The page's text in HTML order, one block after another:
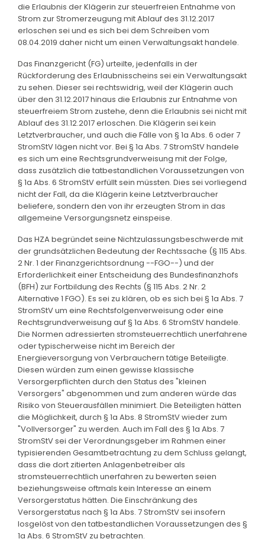
die Erlaubnis der Klägerin zur steuerfreien Entnahme von
Strom zur Stromerzeugung mit Ablauf des 31.12.2017
erloschen sei und es sich bei dem Schreiben vom
08.04.2019 daher nicht um einen Verwaltungsakt handele.
Das Finanzgericht (FG) urteilte, jedenfalls in der
Rückforderung des Erlaubnisscheins sei ein Verwaltungsakt
zu sehen. Dieser sei rechtswidrig, weil der Klägerin auch
über den 31.12.2017 hinaus die Erlaubnis zur Entnahme von
steuerfreiem Strom zustehe, denn die Erlaubnis sei nicht mit
Ablauf des 31.12.2017 erloschen. Die Klägerin sei kein
Letztverbraucher, und auch die Fälle von § 1a Abs. 6 oder 7
StromStV lägen nicht vor. Bei § 1a Abs. 7 StromStV handele
es sich um eine Rechtsgrundverweisung mit der Folge,
dass zusätzlich die tatbestandlichen Voraussetzungen von
§ 1a Abs. 6 StromStV erfüllt sein müssten. Dies sei vorliegend
nicht der Fall, da die Klägerin keine Letztverbraucher
beliefere, sondern den von ihr erzeugten Strom in das
allgemeine Versorgungsnetz einspeise.
Das HZA begründet seine Nichtzulassungsbeschwerde mit
der grundsätzlichen Bedeutung der Rechtssache (§ 115 Abs.
2 Nr. 1 der Finanzgerichtsordnung --FGO--) und der
Erforderlichkeit einer Entscheidung des Bundesfinanzhofs
(BFH) zur Fortbildung des Rechts (§ 115 Abs. 2 Nr. 2
Alternative 1 FGO). Es sei zu klären, ob es sich bei § 1a Abs. 7
StromStV um eine Rechtsfolgenverweisung oder eine
Rechtsgrundverweisung auf § 1a Abs. 6 StromStV handele.
Die Normen adressierten stromsteuerrechtlich unerfahrene
oder typischerweise nicht im Bereich der
Energieversorgung von Verbrauchern tätige Beteiligte.
Diesen würden zum einen gewisse klassische
Versorgerpflichten durch den Status des "kleinen
Versorgers" abgenommen und zum anderen würde das
Risiko von Steuerausfällen minimiert. Die Beteiligten hätten
die Möglichkeit, durch § 1a Abs. 8 StromStV wieder zum
"Vollversorger" zu werden. Auch im Fall des § 1a Abs. 7
StromStV sei der Verordnungsgeber im Rahmen einer
typisierenden Gesamtbetrachtung zu dem Schluss gelangt,
dass die dort zitierten Anlagenbetreiber als
stromsteuerrechtlich unerfahren zu bewerten seien
beziehungsweise oftmals kein Interesse an einem
Versorgerstatus hätten. Die Einschränkung des
Versorgerstatus nach § 1a Abs. 7 StromStV sei insofern
losgelöst von den tatbestandlichen Voraussetzungen des §
1a Abs. 6 StromStV zu betrachten.